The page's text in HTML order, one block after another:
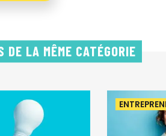
DE LA MÊME CATÉGORIE